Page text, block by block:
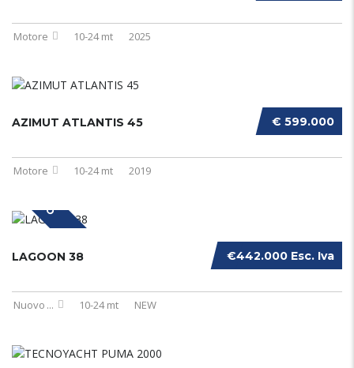
Motore 10-24 mt 2025
€ 599.000
AZIMUT ATLANTIS 45
Motore 10-24 mt 2019
€442.000 Esc. Iva
LAGOON 38
Nuovo ... 10-24 mt NEW